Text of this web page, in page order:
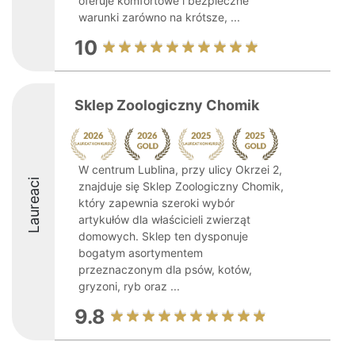
warunki zarówno na krótsze, ...
10
Laureaci
Sklep Zoologiczny Chomik
W centrum Lublina, przy ulicy Okrzei 2,
znajduje się Sklep Zoologiczny Chomik,
który zapewnia szeroki wybór
artykułów dla właścicieli zwierząt
domowych. Sklep ten dysponuje
bogatym asortymentem
przeznaczonym dla psów, kotów,
gryzoni, ryb oraz ...
9.8